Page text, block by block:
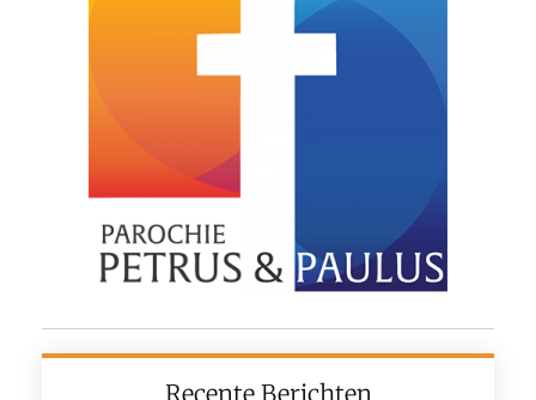
Recente Berichten